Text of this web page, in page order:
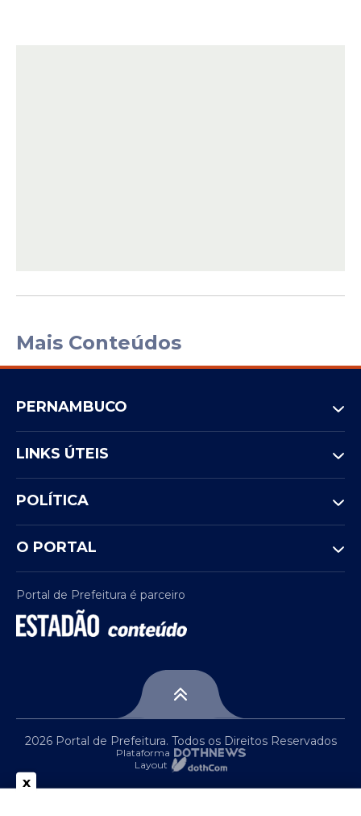
Mais Conteúdos
PERNAMBUCO
LINKS ÚTEIS
POLÍTICA
O PORTAL
Portal de Prefeitura é parceiro
2026 Portal de Prefeitura. Todos os Direitos Reservados
Plataforma
Layout
x